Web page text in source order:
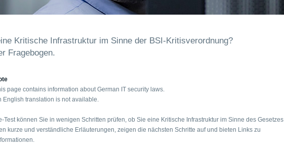
Kritische Infrastruktur im Sinne der BSI-Kritisverordnung?
Fragebogen.
page contains information about German IT security laws.
English translation is not available.
Test können Sie in wenigen Schritten prüfen, ob Sie eine Kritische Infrastruktur im Sinne des Gesetzes
kurze und verständliche Erläuterungen, zeigen die nächsten Schritte auf und bieten Links zu